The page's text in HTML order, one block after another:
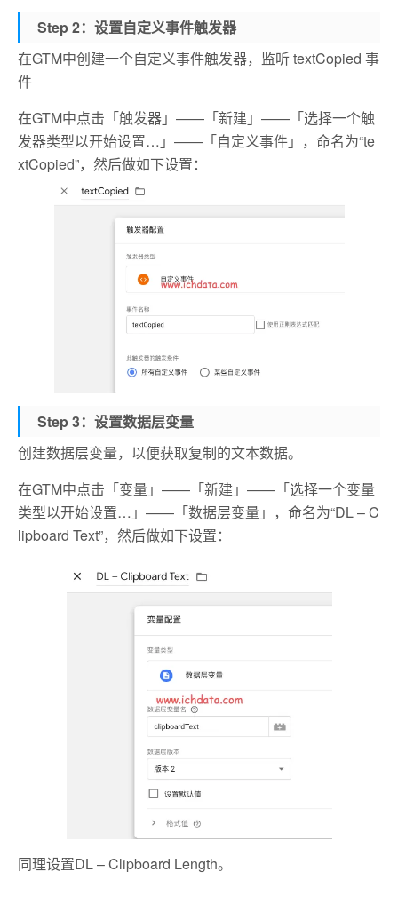
Step 2：设置自定义事件触发器
在GTM中创建一个自定义事件触发器，监听 textCopied 事
件
在GTM中点击「触发器」——「新建」——「选择一个触
发器类型以开始设置…」——「自定义事件」，命名为“te
xtCopied”，然后做如下设置：
Step 3：设置数据层变量
创建数据层变量，以便获取复制的文本数据。
在GTM中点击「变量」——「新建」——「选择一个变量
类型以开始设置…」——「数据层变量」，命名为“DL – C
lipboard Text”，然后做如下设置：
同理设置DL – Clipboard Length。